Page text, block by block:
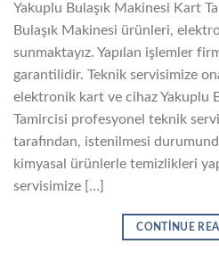
Yakuplu Bulaşık Makinesi Kart
Bulaşık Makinesi ürünleri,
sunmaktayız. Yapılan işlemler
garantilidir. Teknik servisimize
elektronik kart ve cihaz Yakuplu
Tamircisi profesyonel teknik
tarafından, istenilmesi
kimyasal ürünlerle temizlikleri
servisimize […]
CONTINUE